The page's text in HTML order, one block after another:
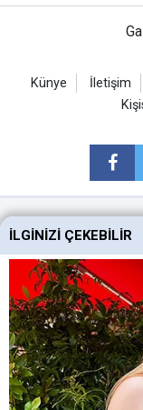
Künye İletişim
Ankara Haberleri
Keçiören Haberleri
Altındağ
Sincan Haberleri
Mamak Haberleri
İLGINIZI ÇEKEBILIR